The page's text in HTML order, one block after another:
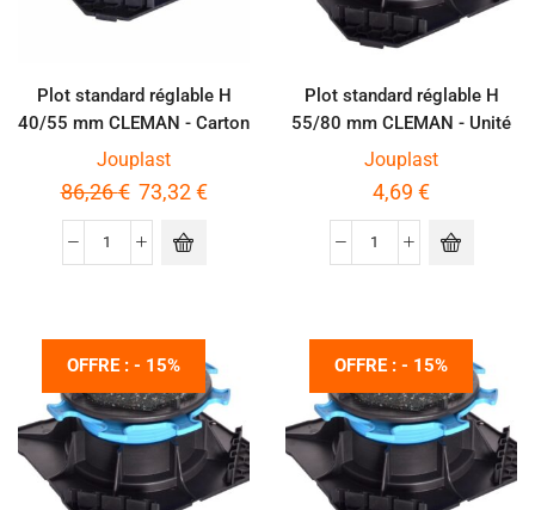
Plot standard réglable H
40/55 mm CLEMAN - Carton
de 20 pièces
Jouplast
86,26€ 73,32€
Plot standard réglable H
55/80 mm CLEMAN - Unité
Jouplast
4,69 €
OFFRE : - 15% OFFRE : - 15%